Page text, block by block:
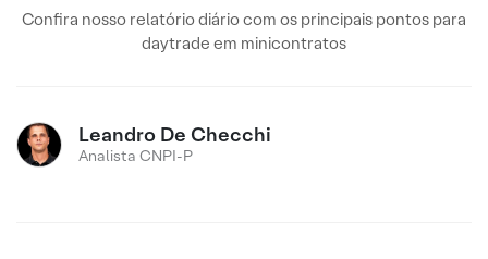
Confira nosso relatório diário com os principais pontos para
daytrade em minicontratos
Leandro De Checchi
Analista CNPI-P